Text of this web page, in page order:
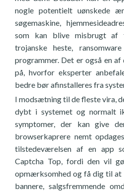
nogle potentielt uønskede
søgemaskine,
som kan blive misbrugt af
trojanske heste,
programmer. Det er også en
på, hvorfor eksperter
bedre bør afinstalleres fra
I modsætning til de fleste vira,
dybt i systemet og normalt
symptomer, der kan give
browserkaprere nemt
tilstedeværelsen af en app
Captcha Top, fordi den vil
opmærksomhed og få dig til at
bannere, salgsfremmende